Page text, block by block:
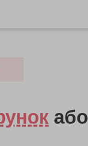
або